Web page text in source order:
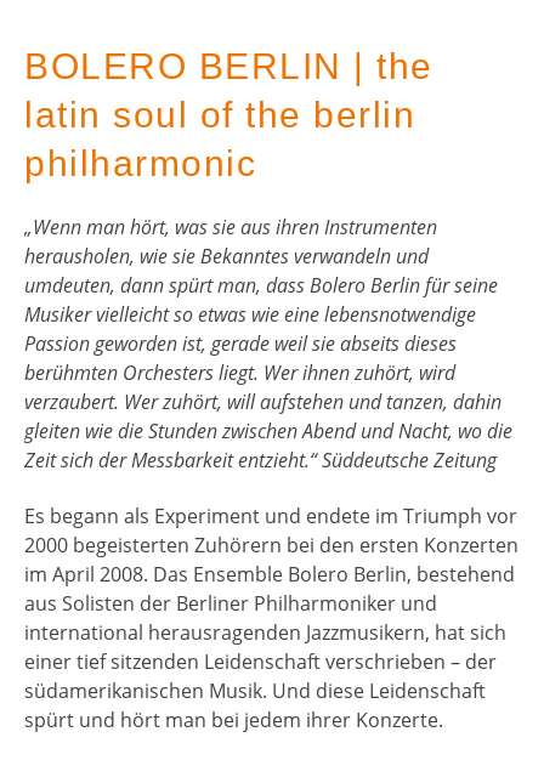
BOLERO BERLIN | the
latin soul of the berlin
philharmonic
„Wenn man hört, was sie aus ihren Instrumenten
herausholen, wie sie Bekanntes verwandeln und
umdeuten, dann spürt man, dass Bolero Berlin für seine
Musiker vielleicht so etwas wie eine lebensnotwendige
Passion geworden ist, gerade weil sie abseits dieses
berühmten Orchesters liegt. Wer ihnen zuhört, wird
verzaubert. Wer zuhört, will aufstehen und tanzen, dahin
gleiten wie die Stunden zwischen Abend und Nacht, wo die
Zeit sich der Messbarkeit entzieht.“ Süddeutsche Zeitung
Es begann als Experiment und endete im Triumph vor
2000 begeisterten Zuhörern bei den ersten Konzerten
im April 2008. Das Ensemble Bolero Berlin, bestehend
aus Solisten der Berliner Philharmoniker und
international herausragenden Jazzmusikern, hat sich
einer tief sitzenden Leidenschaft verschrieben – der
südamerikanischen Musik. Und diese Leidenschaft
spürt und hört man bei jedem ihrer Konzerte.